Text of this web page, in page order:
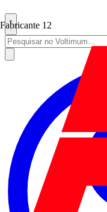
Fabricante 12